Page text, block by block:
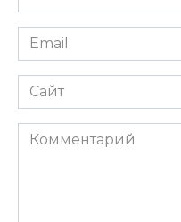
*
Email
*
Сайт
Комментарий